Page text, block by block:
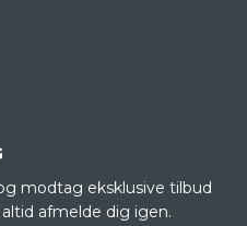
modtag eksklusive tilbud
afmelde dig igen.